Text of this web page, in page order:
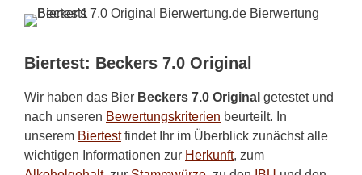
Biertest: Beckers 7.0 Original
Wir haben das Bier Beckers 7.0 Original getestet und
nach unseren Bewertungskriterien beurteilt. In
unserem Biertestfindet Ihr im Überblick zunächst alle
wichtigen Informationen zur Herkunft, zum